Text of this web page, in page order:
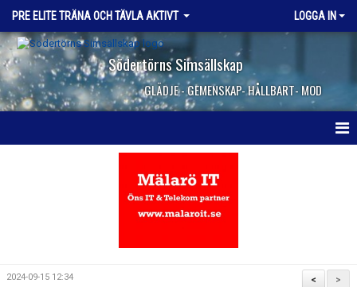
PRE ELITE TRÄNA OCH TÄVLA AKTIVT LOGGA IN
Södertörns Simsällskap
GLÄDJE - GEMENSKAP- HÅLLBART- MOD
>
<
2024-09-15 12:34